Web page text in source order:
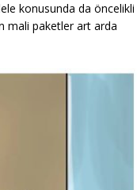
konusunda da öncelikli
mali paketler art arda